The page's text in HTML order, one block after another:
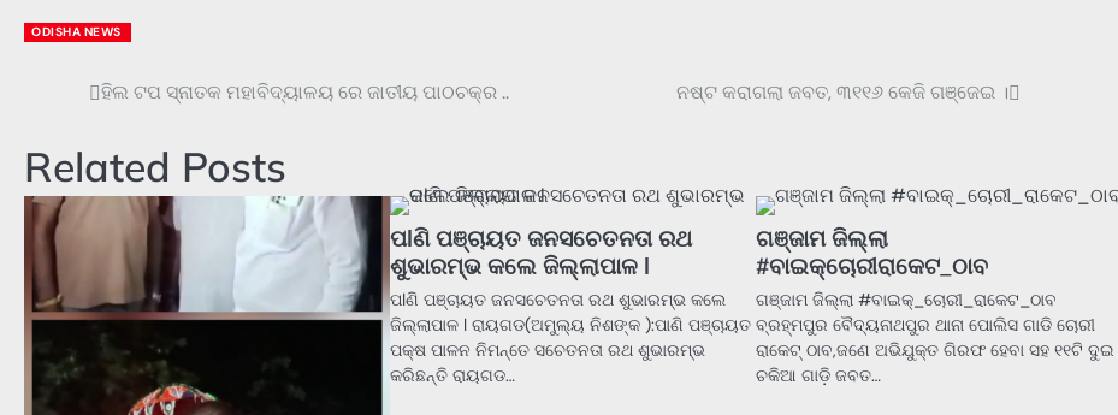
ODISHA NEWS
ହିଲ ଟପ ସ୍ନାତକ ମହାବିଦ୍ୟାଳୟ ରେ ଜାତୀୟ ପାଠଚକ୍ର .. ନଷ୍ଟ କରାଗଲା ଜବତ, ୩୧୧୬ କେଜି ଗଞ୍ଜେଇ ।
Related Posts
ପlଣି ପଞ୍ଚାୟତ ଜନସଚେତନତା ରଥ
ଶୁଭାରମ୍ଭ କଲେ ଜିଲ୍ଲାପାଳ l
ପlଣି ପଞ୍ଚାୟତ ଜନସଚେତନତା ରଥ ଶୁଭାରମ୍ଭ କଲେ
ଜିଲ୍ଲାପାଳ l ରାୟଗଡ(ଅମୁଲ୍ୟ ନିଶଙ୍କ ):ପାଣି ପଞ୍ଚାୟତ
ପକ୍ଷ ପାଳନ ନିମନ୍ତେ ସଚେତନତା ରଥ ଶୁଭାରମ୍ଭ
କରିଛନ୍ତି ରାୟଗଡ…
ଗଞ୍ଜାମ ଜିଲ୍ଲା
#ବାଇକ୍ଚୋରୀରାକେଟ_ଠାବ
ଗଞ୍ଜାମ ଜିଲ୍ଲା #ବାଇକ୍_ଚୋରୀ_ରାକେଟ_ଠାବ
ବ୍ରହ୍ମପୁର ବୈଦ୍ୟନାଥପୁର ଥାନା ପୋଲିସ ଗାଡି ଚୋରୀ
ରାକେଟ୍ ଠାବ,ଜଣେ ଅଭିଯୁକ୍ତ ଗିରଫ ହେବା ସହ ୧୧ଟି ଦୁଇ
ଚକିଆ ଗାଡ଼ି ଜବତ…